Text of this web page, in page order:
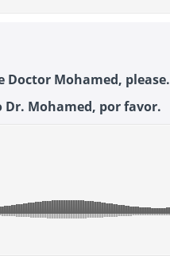
Mohamed, please.
Mohamed, por favor.